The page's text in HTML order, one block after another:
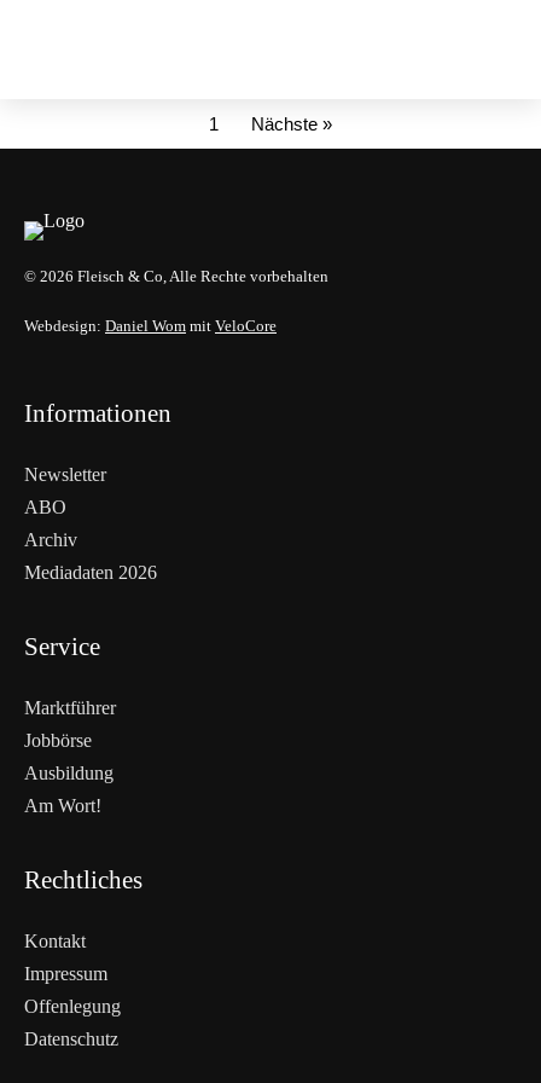
1 Nächste »
© 2026 Fleisch & Co, Alle Rechte vorbehalten
Webdesign: Daniel Wom mit VeloCore
Informationen
Newsletter
ABO
Archiv
Mediadaten 2026
Service
Marktführer
Jobbörse
Ausbildung
Am Wort!
Rechtliches
Kontakt
Impressum
Offenlegung
Datenschutz